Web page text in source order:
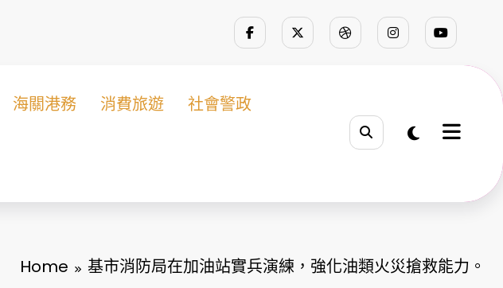
海關港務 消費旅遊 社會警政
Home 基市消防局在加油站實兵演練，強化油類火災搶救能力。